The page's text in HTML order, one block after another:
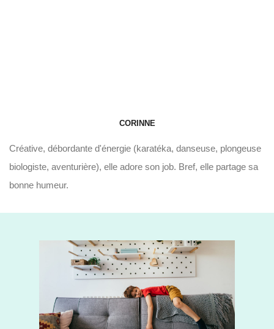
CORINNE
Créative, débordante d'énergie (karatéka, danseuse, plongeuse
biologiste, aventurière), elle adore son job. Bref, elle partage sa
bonne humeur.